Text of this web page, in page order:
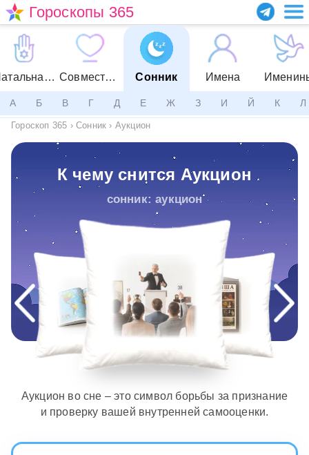
Гороскопы 365
Натальная карта Совместимость Сонник Имена
А Б В Г Д Е Ж З И Й К Л
Гороскоп 365 › Сонник › Аукцион
К чему снится Аукцион
сонник: аукцион
Аукцион во сне – это символ борьбы за признание
и проверку вашей внутренней самооценки.